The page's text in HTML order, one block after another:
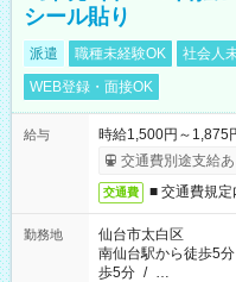
シール貼り
派遣 職種未経験OK 社会人
WEB登録・面接OK
給与
時給1,500円～1,875
交通費別途支給あ
交通費 ■ 交通費規
勤務地
仙台市太白区
南仙台駅から徒歩5分
歩5分 / …